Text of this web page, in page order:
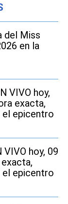
del Miss
en la
VIVO hoy,
exacta,
el epicentro
VIVO hoy, 09
el epicentro